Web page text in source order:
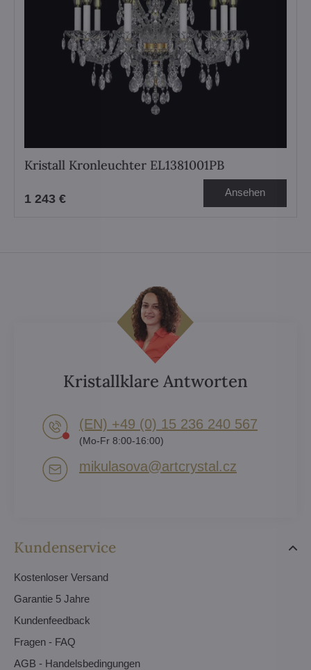
Kristall Kronleuchter EL1381001PB
1 243 € Ansehen
Kundenservice
Kostenloser Versand
Garantie 5 Jahre
Kundenfeedback
Fragen - FAQ
AGB - Handelsbedingungen
Kristallklare Antworten
(EN) +49 (0) 15 236 240 567
(Mo-Fr 8:00-16:00)
mikulasova​@artcrystal​.cz